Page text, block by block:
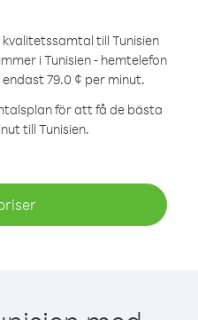
till Tunisien
i Tunisien - hemtelefon
79.0 ¢ per minut.
för att få de bästa
till Tunisien.